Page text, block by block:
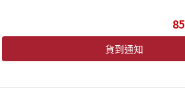
85
貨到通知